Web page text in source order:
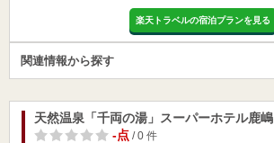
楽天トラベルの宿泊プランを見る
関連情報から探す
天然温泉「千両の湯」スーパーホテル鹿嶋
-点/ 0 件